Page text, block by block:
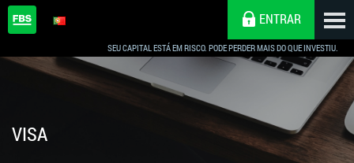
SEU CAPITAL ESTÁ EM RISCO. PODE PERDER MAIS DO QUE INVESTIU.
ENTRAR
VISA